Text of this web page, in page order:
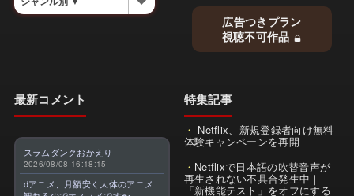
広告つきプラン
視聴不可作品
最新コメント
スラムダンクおかえり
2026/08/08 16:18:15
dアニメ、月額安く大体のアニメ
特集記事
Netflix、新規登録者向け無料
体験キャンペーンを再開
Netflixで日本語の吹替音声が
再生されない不具合発生中｜
「新機能テスト」をオフにする